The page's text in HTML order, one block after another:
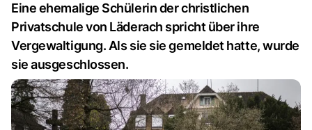
Eine ehemalige Schülerin der christlichen
Privatschule von Läderach spricht über ihre
Vergewaltigung. Als sie sie gemeldet hatte, wurde
sie ausgeschlossen.